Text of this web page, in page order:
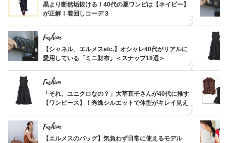
黒より断然垢抜ける！40代の夏ワンピは【ネイビー】
が正解！着回しコーデ３
Fashion
【シャネル、エルメスetc.】オシャレ40代がリアルに
愛用している「ミニ財布」＜スナップ18選＞
Fashion
「それ、ユニクロなの？」大草直子さんが40代に推す
【ワンピース】！秀逸シルエットで体型がキレイ見え
Fashion
【エルメスのバッグ】気負わず日常に使えるモデル